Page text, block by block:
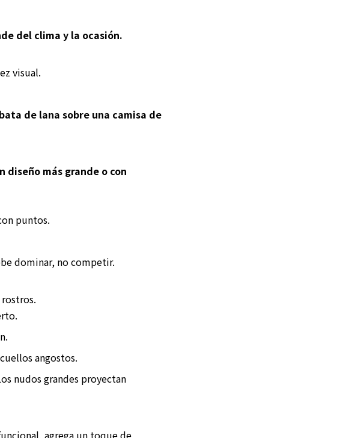
del clima y la ocasión.
visual.
de lana sobre una camisa de
diseño más grande o con
puntos.
dominar, no competir.
angostos.
nudos grandes proyectan
agrega un toque de